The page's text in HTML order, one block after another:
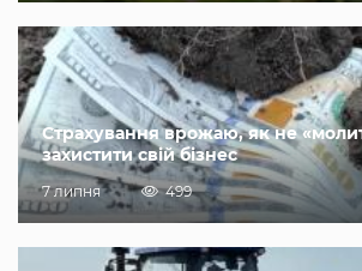
Страхування врожаю, як не
захистити свій бізнес
7 липня 499